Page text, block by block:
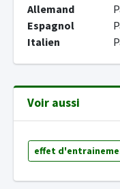
Allemand
Espagnol
Italien
Voir aussi
effet